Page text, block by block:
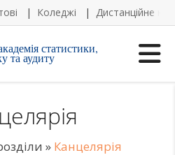
Коледжі Дистанційне
статистики,
та аудиту
» Канцелярія